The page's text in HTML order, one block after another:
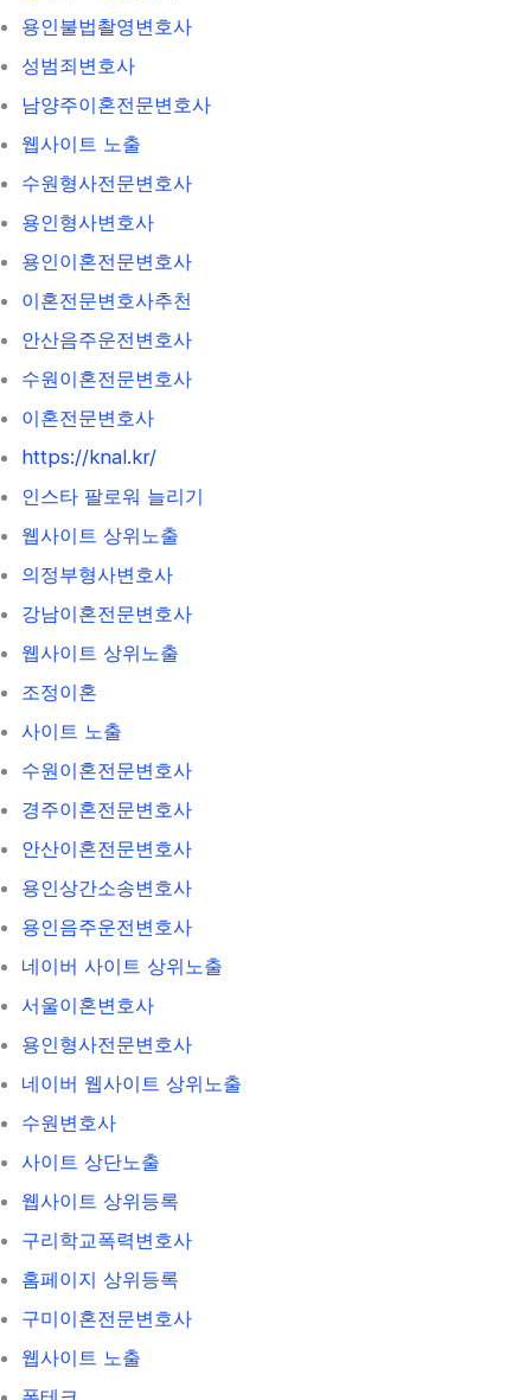
용인불법촬영변호사
성범죄변호사
남양주이혼전문변호사
웹사이트 노출
수원형사전문변호사
용인형사변호사
용인이혼전문변호사
이혼전문변호사추천
안산음주운전변호사
수원이혼전문변호사
이혼전문변호사
https://knal.kr/
인스타 팔로워 늘리기
웹사이트 상위노출
의정부형사변호사
강남이혼전문변호사
웹사이트 상위노출
조정이혼
사이트 노출
수원이혼전문변호사
경주이혼전문변호사
안산이혼전문변호사
용인상간소송변호사
용인음주운전변호사
네이버 사이트 상위노출
서울이혼변호사
용인형사전문변호사
네이버 웹사이트 상위노출
수원변호사
사이트 상단노출
웹사이트 상위등록
구리학교폭력변호사
홈페이지 상위등록
구미이혼전문변호사
웹사이트 노출